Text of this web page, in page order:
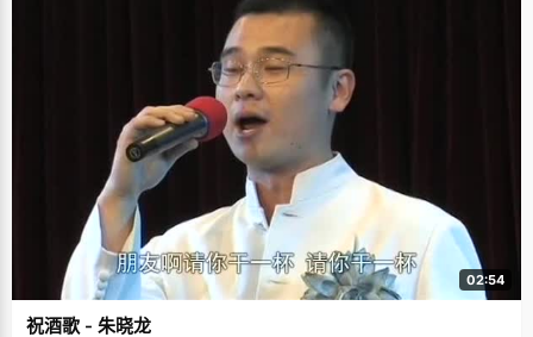
02:54
祝酒歌 - 朱晓龙